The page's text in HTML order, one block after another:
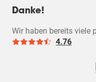
Danke!
Wir haben bereits viele
4.76